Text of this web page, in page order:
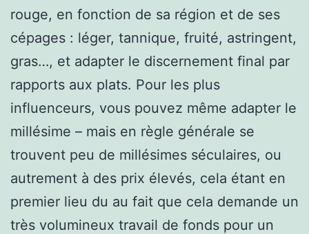
rouge, en fonction de sa région et de ses
cépages : léger, tannique, fruité, astringent,
gras…, et adapter le discernement final par
rapports aux plats. Pour les plus
influenceurs, vous pouvez même adapter le
millésime – mais en règle générale se
trouvent peu de millésimes séculaires, ou
autrement à des prix élevés, cela étant en
premier lieu du au fait que cela demande un
très volumineux travail de fonds pour un